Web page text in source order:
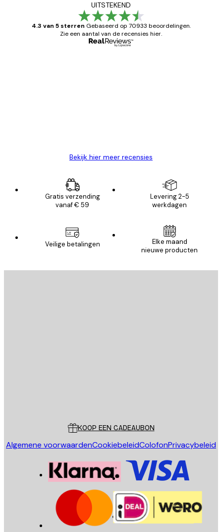
UITSTEKEND
4.3 van 5 sterren Gebaseerd op 70933 beoordelingen.
Zie een aantal van de recensies hier.
Bekijk hier meer recensies
Gratis verzending
vanaf € 59
Levering 2-5
werkdagen
Veilige betalingen
Elke maand
nieuwe producten
KOOP EEN CADEAUBON
Algemene voorwaardenCookiebeleidColofonPrivacybeleid